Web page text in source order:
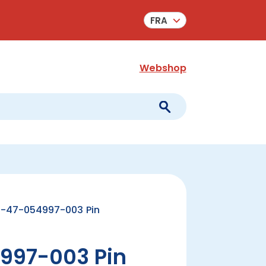
FRA
Webshop
47-054997-003 Pin
003 Pin